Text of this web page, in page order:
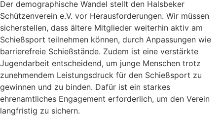
Der demographische Wandel stellt den Halsbeker
Schützenverein e.V. vor Herausforderungen. Wir müssen
sicherstellen, dass ältere Mitglieder weiterhin aktiv am
Schießsport teilnehmen können, durch Anpassungen wie
barrierefreie Schießstände. Zudem ist eine verstärkte
Jugendarbeit entscheidend, um junge Menschen trotz
zunehmendem Leistungsdruck für den Schießsport zu
gewinnen und zu binden. Dafür ist ein starkes
ehrenamtliches Engagement erforderlich, um den Verein
langfristig zu sichern.